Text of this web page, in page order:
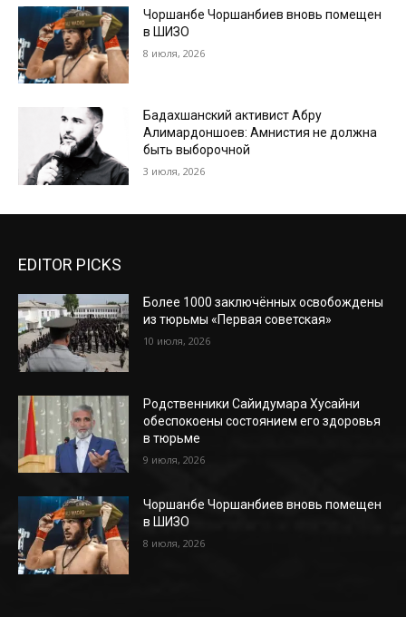
Чоршанбе Чоршанбиев вновь помещен
в ШИЗО
8 июля, 2026
Бадахшанский активист Абру
Алимардоншоев: Амнистия не должна
быть выборочной
3 июля, 2026
EDITOR PICKS
Более 1000 заключённых освобождены
из тюрьмы «Первая советская»
10 июля, 2026
Родственники Сайидумара Хусайни
обеспокоены состоянием его здоровья
в тюрьме
9 июля, 2026
Чоршанбе Чоршанбиев вновь помещен
в ШИЗО
8 июля, 2026